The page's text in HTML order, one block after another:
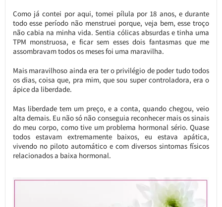
Como já contei por aqui, tomei pílula por 18 anos, e durante
todo esse período não menstruei porque, veja bem, esse troço
não cabia na minha vida. Sentia cólicas absurdas e tinha uma
TPM monstruosa, e ficar sem esses dois fantasmas que me
assombravam todos os meses foi uma maravilha.
Mais maravilhoso ainda era ter o privilégio de poder tudo todos
os dias, coisa que, pra mim, que sou super controladora, era o
ápice da liberdade.
Mas liberdade tem um preço, e a conta, quando chegou, veio
alta demais. Eu não só não conseguia reconhecer mais os sinais
do meu corpo, como tive um problema hormonal sério. Quase
todos estavam extremamente baixos, eu estava apática,
vivendo no piloto automático e com diversos sintomas físicos
relacionados a baixa hormonal.